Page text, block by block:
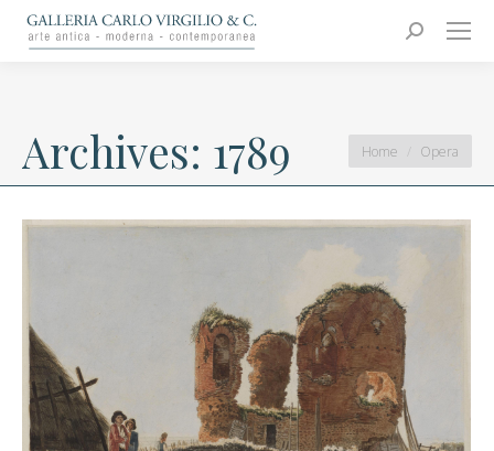
Search:
Carlo Virgilio & C.
Arte moderna e contemporanea
Archives: 1789 You are here:
Home Opera